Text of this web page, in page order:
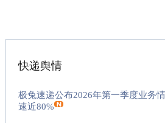
快递舆情
极兔速递公布2026年第一季度业务
速近80%